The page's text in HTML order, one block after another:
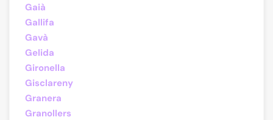
Gaià
Gallifa
Gavà
Gelida
Gironella
Gisclareny
Granera
Granollers